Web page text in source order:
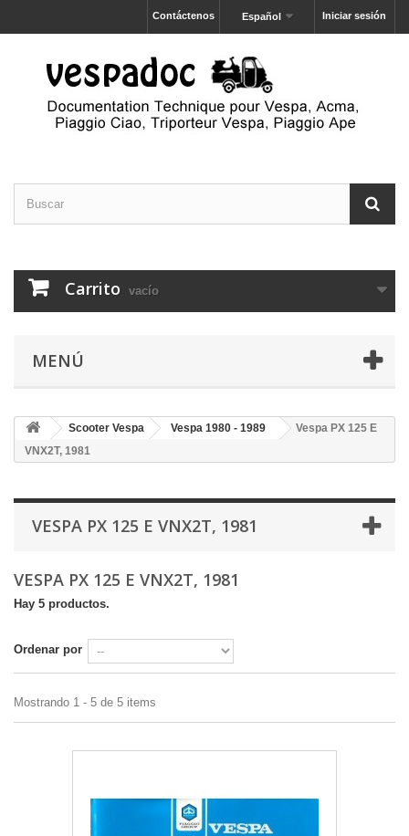
Iniciar sesión
Español
Contáctenos
Carrito vacío
MENÚ
Scooter Vespa Vespa 1980 - 1989
Vespa PX 125 E
VNX2T, 1981
VESPA PX 125 E VNX2T, 1981
VESPA PX 125 E VNX2T, 1981
Hay 5 productos.
Ordenar por
Mostrando 1 - 5 de 5 items